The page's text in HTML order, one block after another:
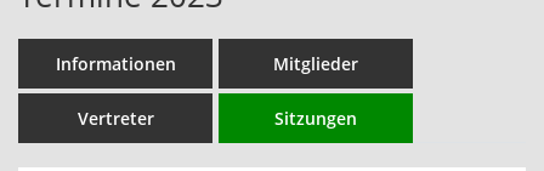
Informationen Mitglieder
Vertreter Sitzungen